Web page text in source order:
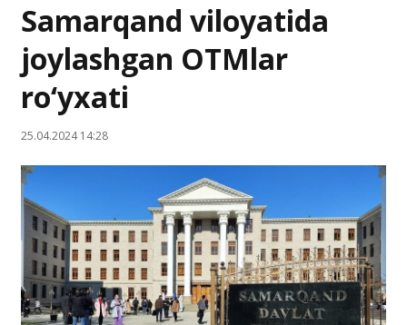
Samarqand viloyatida
joylashgan OTMlar
ro‘yxati
25.04.2024 14:28